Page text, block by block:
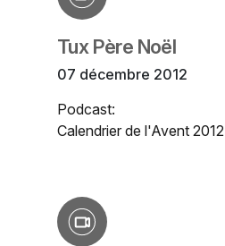
Tux Père Noël
07 décembre 2012
Podcast:
Calendrier de l'Avent 2012